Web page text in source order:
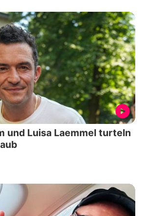
und Luisa Laemmel turteln